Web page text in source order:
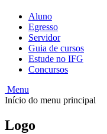
Aluno
Egresso
Servidor
Guia de cursos
Estude no IFG
Concursos
Menu
Início do menu principal
Logo